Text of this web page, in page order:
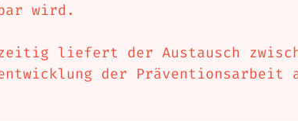
wird.
liefert der Austausch
der Präventionsarbeit